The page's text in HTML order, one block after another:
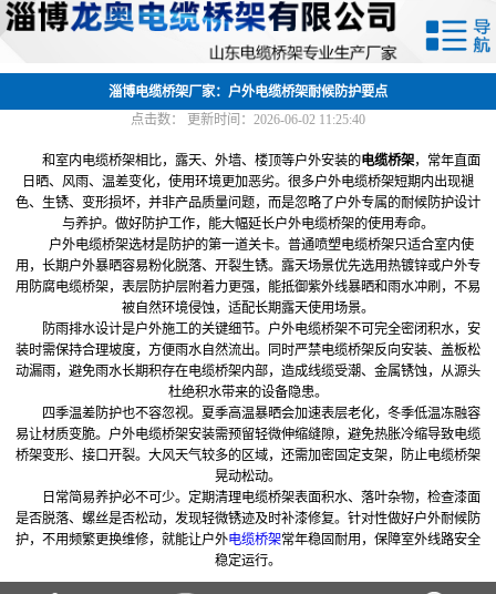
淄博电缆桥架厂家：户外电缆桥架耐候防护要点
点击数：
更新时间：2026-06-02 11:25:40
和室内电缆桥架相比，露天、外墙、楼顶等户外安装的电缆桥架，常年直面
日晒、风雨、温差变化，使用环境更加恶劣。很多户外电缆桥架短期内出现褪
色、生锈、变形损坏，并非产品质量问题，而是忽略了户外专属的耐候防护设计
与养护。做好防护工作，能大幅延长户外电缆桥架的使用寿命。
户外电缆桥架选材是防护的第一道关卡。普通喷塑电缆桥架只适合室内使
用，长期户外暴晒容易粉化脱落、开裂生锈。露天场景优先选用热镀锌或户外专
用防腐电缆桥架，表层防护层附着力更强，能抵御紫外线暴晒和雨水冲刷，不易
被自然环境侵蚀，适配长期露天使用场景。
防雨排水设计是户外施工的关键细节。户外电缆桥架不可完全密闭积水，安
装时需保持合理坡度，方便雨水自然流出。同时严禁电缆桥架反向安装、盖板松
动漏雨，避免雨水长期积存在电缆桥架内部，造成线缆受潮、金属锈蚀，从源头
杜绝积水带来的设备隐患。
四季温差防护也不容忽视。夏季高温暴晒会加速表层老化，冬季低温冻融容
易让材质变脆。户外电缆桥架安装需预留轻微伸缩缝隙，避免热胀冷缩导致电缆
桥架变形、接口开裂。大风天气较多的区域，还需加密固定支架，防止电缆桥架
晃动松动。
日常简易养护必不可少。定期清理电缆桥架表面积水、落叶杂物，检查漆面
是否脱落、螺丝是否松动，发现轻微锈迹及时补漆修复。针对性做好户外耐候防
护，不用频繁更换维修，就能让户外电缆桥架常年稳固耐用，保障室外线路安全
稳定运行。
网站首页
关于我们
新闻中心
厂容厂貌